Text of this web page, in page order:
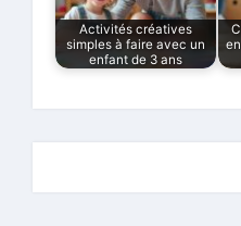
Activités créatives
simples à faire avec un
enfant de 3 ans